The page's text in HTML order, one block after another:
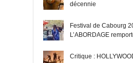
décennie
Festival de Cabourg
L’ABORDAGE
Critique :